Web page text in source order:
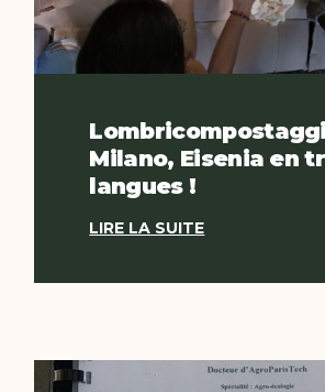
Milano, Eisenia en
langues !
LIRE LA SUITE